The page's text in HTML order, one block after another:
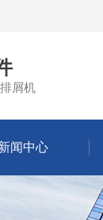
屑机
闻中心